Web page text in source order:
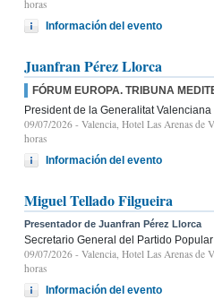
horas
Información del evento
Juanfran Pérez Llorca
FÓRUM EUROPA. TRIBUNA
President de la Generalitat Valenciana
09/07/2026 - Valencia, Hotel Las Arenas de
horas
Información del evento
Miguel Tellado Filgueira
Presentador de Juanfran Pérez Llorca
Secretario General del Partido Popular
09/07/2026 - Valencia, Hotel Las Arenas de
horas
Información del evento